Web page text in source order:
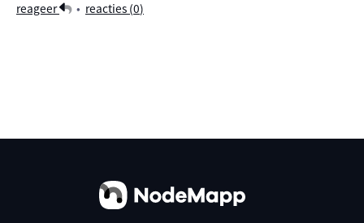
reageer • reacties (0)